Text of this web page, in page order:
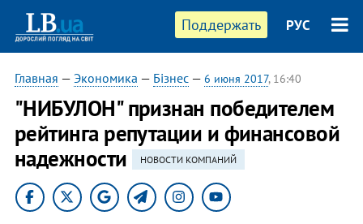
Поддержать РУС
Главная — Экономика — Бізнес— 6 июня 2017, 16:40
"НИБУЛОН" признан победителем
рейтинга репутации и финансовой
надежности
НОВОСТИ КОМПАНИЙ